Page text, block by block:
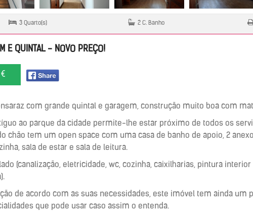
3 Quarto(s) 2 C. Banho
E QUINTAL - NOVO PREÇO!
com grande quintal e garagem, construção muito boa com
ao parque da cidade permite-lhe estar próximo de todos os
chão tem um open space com uma casa de banho de apoio, 2
sala de estar e sala de leitura.
(canalização, eletricidade, wc, cozinha, caixilharias, pintura
de acordo com as suas necessidades, este imóvel tem ainda um
que pode usar caso assim o entenda.